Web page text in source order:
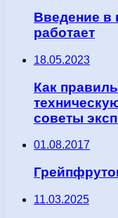
Введение в
работает
18.05.2023
Как
советы
01.08.2017
11.03.2025